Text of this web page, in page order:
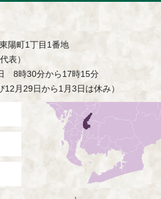
陽町1丁目1番地
表）
8時30分から17時15分
12月29日から1月3日は休み）